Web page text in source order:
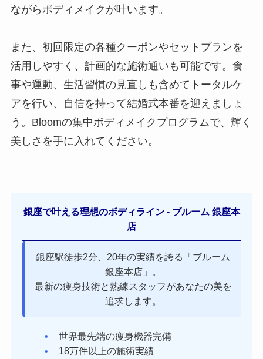
ながらボディメイクが叶います。
また、初回限定の各種クーポンやセットプランを
活用しやすく、計画的な施術通いも可能です。食
事や運動、生活習慣の見直しも含めてトータルケ
アを行い、自信を持って結婚式本番を迎えましょ
う。Bloomの集中ボディメイクプログラムで、輝く
美しさを手に入れてください。
銀座で叶える理想のボディライン - ブルーム 銀座本
店
銀座駅徒歩2分、20年の実績を誇る「ブルーム
銀座本店」。
最新の痩身技術と熟練スタッフがあなたの美を
追求します。
世界最先端の痩身機器完備
18万件以上の施術実績